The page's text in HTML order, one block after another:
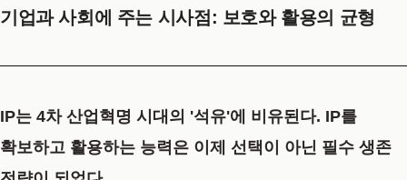
기업과 사회에 주는 시사점: 보호와 활용의 균형
IP는 4차 산업혁명 시대의 '석유'에 비유된다. IP를
확보하고 활용하는 능력은 이제 선택이 아닌 필수 생존